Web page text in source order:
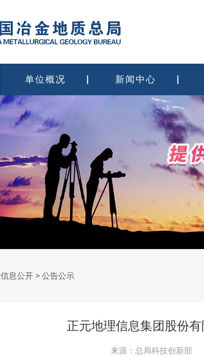
单位概况 新闻中心
信息公开 > 公告公示
正元地理信息集团股份
来源：总局科技创新